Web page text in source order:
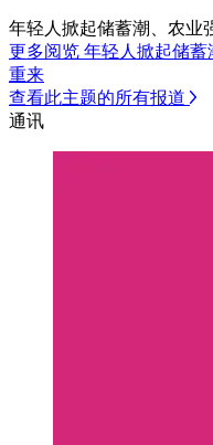
年轻人掀起储蓄潮、农业
更多阅览 年轻人掀起储
重来
查看此主题的所有报道
通讯